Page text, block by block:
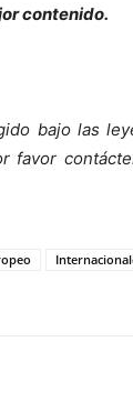
contenido.
bajo las